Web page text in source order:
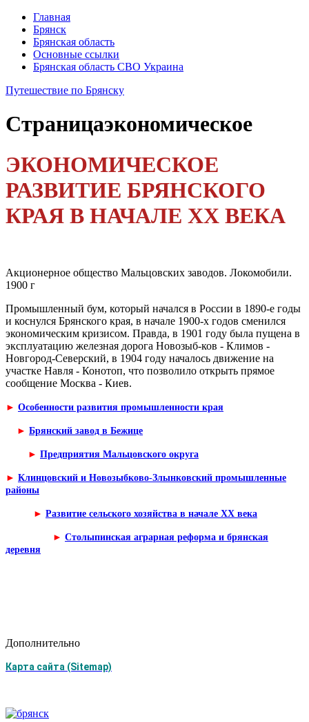
Главная
Брянск
Брянская область
Основные ссылки
Брянская область СВО Украина
Путешествие по Брянску
Страницаэкономическое
ЭКОНОМИЧЕСКОЕ
РАЗВИТИЕ БРЯНСКОГО
КРАЯ В НАЧАЛЕ XX ВЕКА
Акционерное общество Мальцовских заводов. Локомо­били.
1900 г
Промышленный бум, который начался в России в 1890-е годы
и коснул­ся Брянского края, в начале 1900-х годов сменился
экономическим кризисом. Правда, в 1901 году была пущена в
эксплуатацию железная дорога Новозыб-ков - Климов -
Новгород-Северский, в 1904 году началось движение на
участ­ке Навля - Конотоп, что позволило открыть прямое
сообщение Москва - Киев.
► Особенности развития промышленности края
► Брянский завод в Бежице
► Предприятия Мальцовского округа
► Клинцовский и Новозыбково-Злынковский промышленные
районы
► Развитие сельского хозяйства в начале XX века
► Столыпинская аграрная реформа и брянская
деревня
Дополнительно
Карта сайта (Sitemap)